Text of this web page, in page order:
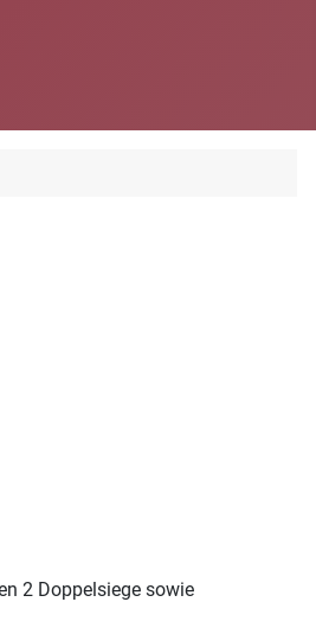
2 Doppelsiege sowie